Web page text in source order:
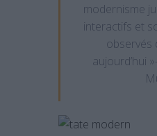
modernisme
interactifs et
observés
aujourd’hui